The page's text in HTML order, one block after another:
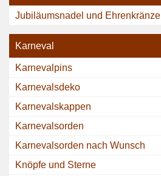
Jubiläumsnadel und Ehrenkränze
Karneval
Karnevalpins
Karnevalsdeko
Karnevalskappen
Karnevalsorden
Karnevalsorden nach Wunsch
Knöpfe und Sterne